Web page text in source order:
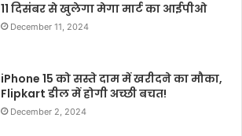
11 दिसंबर से खुलेगा मेगा मार्ट का आईपीओ
December 11, 2024
iPhone 15 को सस्ते दाम में खरीदने का मौका,
Flipkart डील में होगी अच्छी बचत!
December 2, 2024